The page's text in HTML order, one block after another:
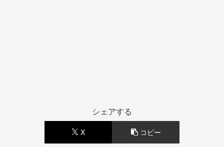
シェアする
X コピー